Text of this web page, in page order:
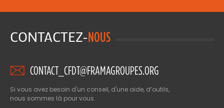
CONTACTEZ-NOUS
CONTACT_CFDT@FRAMAGROUPES.ORG
Si vous avez besoin d'un conseil, d'une aide, d’outils,
nous sommes là pour vous.